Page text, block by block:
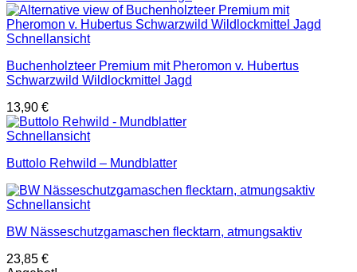
Schnellansicht
Buchenholzteer Premium mit Pheromon v. Hubertus
Schwarzwild Wildlockmittel Jagd
13,90 €
Schnellansicht
Buttolo Rehwild – Mundblatter
Schnellansicht
BW Nässeschutzgamaschen flecktarn, atmungsaktiv
23,85 €